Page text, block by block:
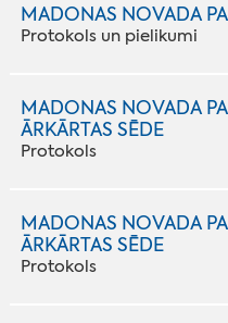
MADONAS NOVADA
Protokols un pielikumi
MADONAS NOVADA
ĀRKĀRTAS SĒDE
Protokols
MADONAS NOVADA
ĀRKĀRTAS SĒDE
Protokols